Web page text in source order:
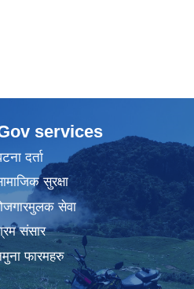
services
दर्ता
सुरक्षा
सेवा
संसार
फारमहरु